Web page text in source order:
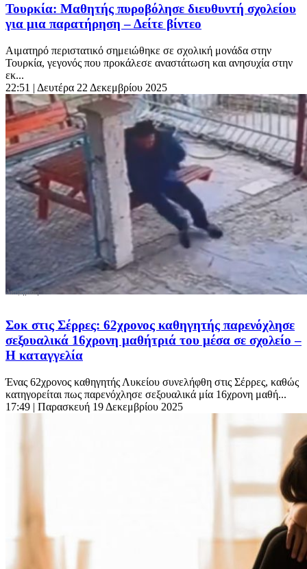
Τουρκία: Μαθητής πυροβόλησε διευθυντή σχολείου
για μια παρατήρηση – Δείτε βίντεο
Αιματηρό περιστατικό σημειώθηκε σε σχολική μονάδα στην
Τουρκία, γεγονός που προκάλεσε αναστάτωση και ανησυχία στην
εκ...
22:51 | Δευτέρα 22 Δεκεμβρίου 2025
Σοκ στις Σέρρες: 62χρονος καθηγητής παρενόχλησε
σεξουαλικά 16χρονη μαθήτριά του μέσα σε σχολείο –
Η καταγγελία
Ένας 62χρονος καθηγητής Λυκείου συνελήφθη στις Σέρρες, καθώς
κατηγορείται πως παρενόχλησε σεξουαλικά μία 16χρονη μαθή...
17:49 | Παρασκευή 19 Δεκεμβρίου 2025